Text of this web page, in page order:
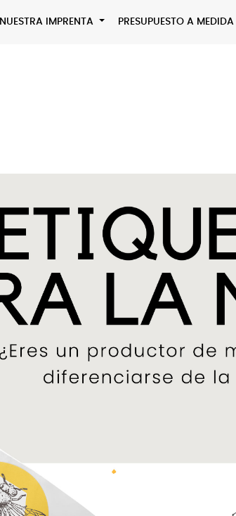
NUESTRA IMPRENTA PRESUPUESTO A MEDIDA